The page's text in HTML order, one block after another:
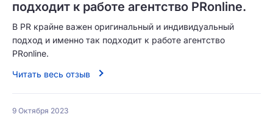
подходит к работе агентство PRonline.
В PR крайне важен оригинальный и индивидуальный
подход и именно так подходит к работе агентство
PRonline.
Читать весь отзыв
9 Октября 2023